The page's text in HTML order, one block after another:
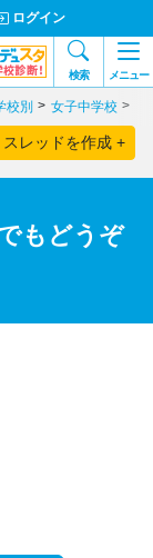
ログイン
検索 メニュー
校別 女子中学校
スレッドを作成 +
もどうぞ